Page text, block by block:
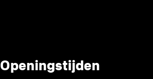
Openingstijden